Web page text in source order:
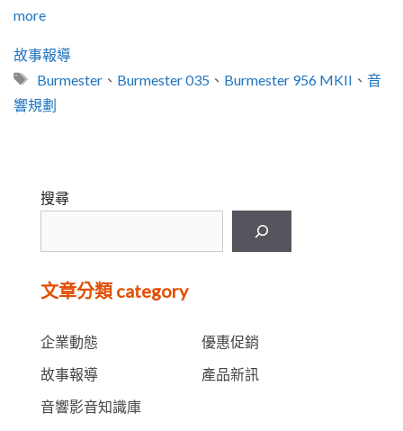
more
分
類
故事報導
標
籤
Burmester、 Burmester 035、 Burmester 956 MKII 、 音
響規劃
搜尋
文章分類 category
企業動態
優惠促銷
故事報導
產品新訊
音響影音知識庫